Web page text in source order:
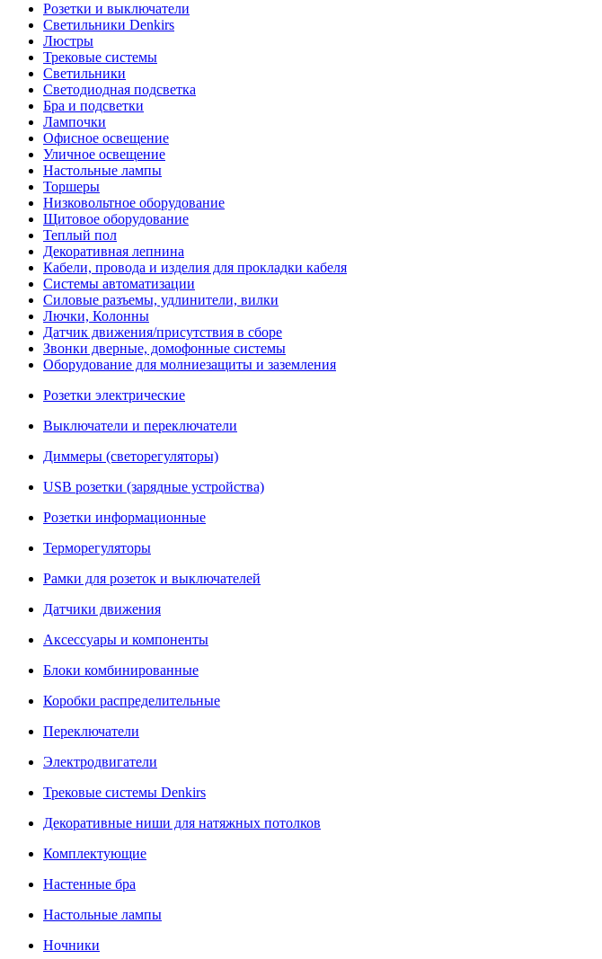
Розетки и выключатели
Светильники Denkirs
Люстры
Трековые системы
Светильники
Светодиодная подсветка
Бра и подсветки
Лампочки
Офисное освещение
Уличное освещение
Настольные лампы
Торшеры
Низковольтное оборудование
Щитовое оборудование
Теплый пол
Декоративная лепнина
Кабели, провода и изделия для прокладки кабеля
Системы автоматизации
Силовые разъемы, удлинители, вилки
Лючки, Колонны
Датчик движения/присутствия в сборе
Звонки дверные, домофонные системы
Оборудование для молниезащиты и заземления
Розетки электрические
Выключатели и переключатели
Диммеры (светорегуляторы)
USB розетки (зарядные устройства)
Розетки информационные
Терморегуляторы
Рамки для розеток и выключателей
Датчики движения
Аксессуары и компоненты
Блоки комбинированные
Коробки распределительные
Переключатели
Электродвигатели
Трековые системы Denkirs
Декоративные ниши для натяжных потолков
Комплектующие
Настенные бра
Настольные лампы
Ночники